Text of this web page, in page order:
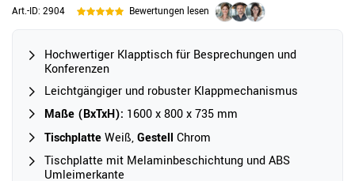
Art.-ID: 2904 Bewertungen lesen
Hochwertiger Klapptisch für Besprechungen und
Konferenzen
Leichtgängiger und robuster Klappmechanismus
Maße (BxTxH): 1600 x 800 x 735 mm
TischplatteWeiß,Gestell Chrom
Tischplatte mit Melaminbeschichtung und ABS
Umleimerkante